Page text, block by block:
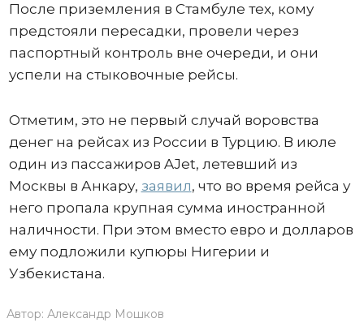
После приземления в Стамбуле тех, кому
предстояли пересадки, провели через
паспортный контроль вне очереди, и они
успели на стыковочные рейсы.
Отметим, это не первый случай воровства
денег на рейсах из России в Турцию. В июле
один из пассажиров AJet, летевший из
Москвы в Анкару, заявил, что во время рейса у
него пропала крупная сумма иностранной
наличности. При этом вместо евро и долларов
ему подложили купюры Нигерии и
Узбекистана.
Автор: Александр Мошков